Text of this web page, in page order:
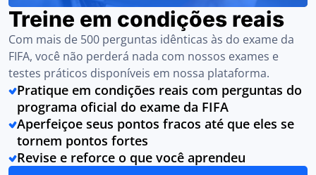
Treine em condições reais
Com mais de 500 perguntas idênticas às do exame da
FIFA, você não perderá nada com nossos exames e
testes práticos disponíveis em nossa plataforma.
Pratique em condições reais com perguntas do
programa oficial do exame da FIFA
Aperfeiçoe seus pontos fracos até que eles se
tornem pontos fortes
Revise e reforce o que você aprendeu